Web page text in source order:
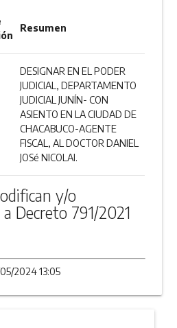
Resumen
DESIGNAR EN EL PODER
JUDICIAL, DEPARTAMENTO
JUDICIAL JUNÍN- CON
ASIENTO EN LA CIUDAD DE
CHACABUCO-AGENTE
FISCAL, AL DOCTOR DANIEL
JOSé NICOLAI.
y/o
Decreto 791/2021
2024 13:05